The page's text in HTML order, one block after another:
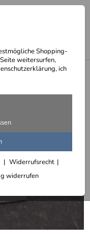
Shopping-
weitersurfen,
ich
Widerrufsrecht
widerrufen